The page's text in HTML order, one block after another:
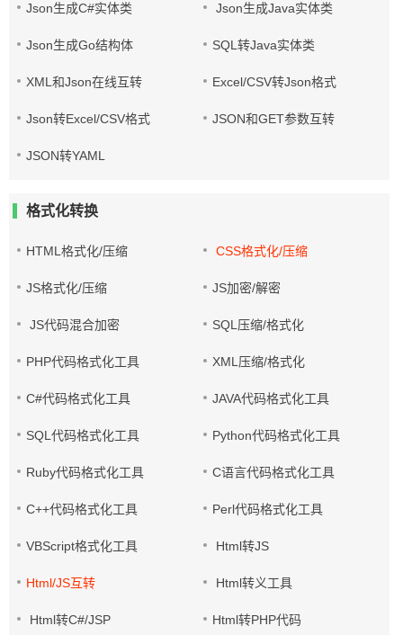
Json生成C#实体类 Json生成Java实体类
Json生成Go结构体 SQL转Java实体类
XML和Json在线互转 Excel/CSV转Json格式
Json转Excel/CSV格式 JSON和GET参数互转
JSON转YAML
格式化转换
HTML格式化/压缩 CSS格式化/压缩
JS格式化/压缩 JS加密/解密
JS代码混合加密 SQL压缩/格式化
PHP代码格式化工具 XML压缩/格式化
C#代码格式化工具 JAVA代码格式化工具
SQL代码格式化工具 Python代码格式化工具
Ruby代码格式化工具 C语言代码格式化工具
C++代码格式化工具 Perl代码格式化工具
VBScript格式化工具 Html转JS
Html/JS互转 Html转义工具
Html转C#/JSP Html转PHP代码